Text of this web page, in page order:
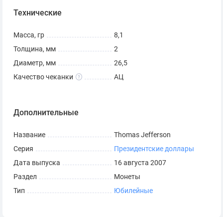
Реверс:
Инкрустированные гуртовые (краевые) надписи:
2007
E PLURIBUS UNUMIN
В отличном состоянии, из ролла.
Технические
Масса, гр
8,1
Толщина, мм
2
Диаметр, мм
26,5
Качество чеканки
АЦ
Дополнительные
Название
Thomas Jefferson
Серия
Президентские доллары
Дата выпуска
16 августа 2007
Раздел
Монеты
Тип
Юбилейные